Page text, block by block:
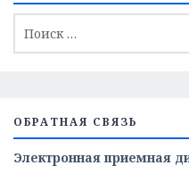
ОБРАТНАЯ СВЯЗЬ
Электронная приемная